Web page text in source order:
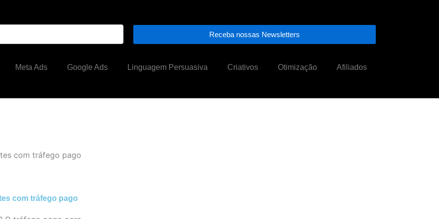
Receba nossas Newsletters
Meta Ads Google Ads Linguagem Persuasiva Criativos Otimização Afiliados
com tráfego pago
com tráfego pago